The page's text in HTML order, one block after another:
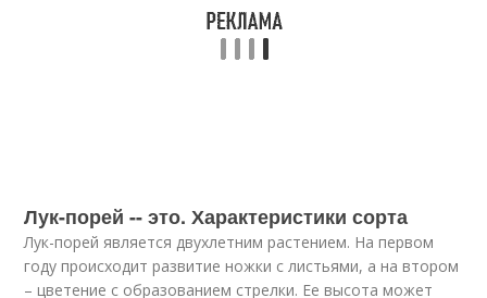
Лук-порей -- это. Характеристики сорта
Лук-порей является двухлетним растением. На первом
году происходит развитие ножки с листьями, а на втором
– цветение с образованием стрелки. Ее высота может